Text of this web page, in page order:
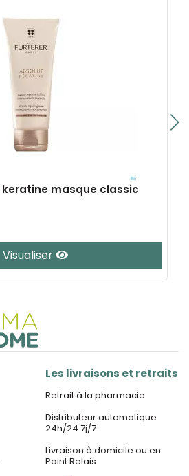
keratine masque classic
Visualiser
Les livraisons et retraits
Retrait à la pharmacie
Distributeur automatique
24h/24 7j/7
Livraison à domicile ou en
Point Relais